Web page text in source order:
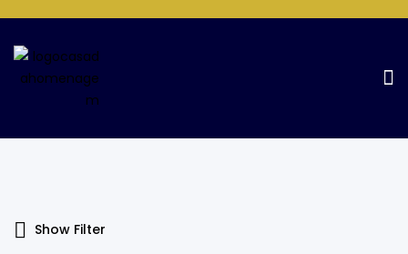
Products Tagged “Adesivo”
Home Page
Show Filter